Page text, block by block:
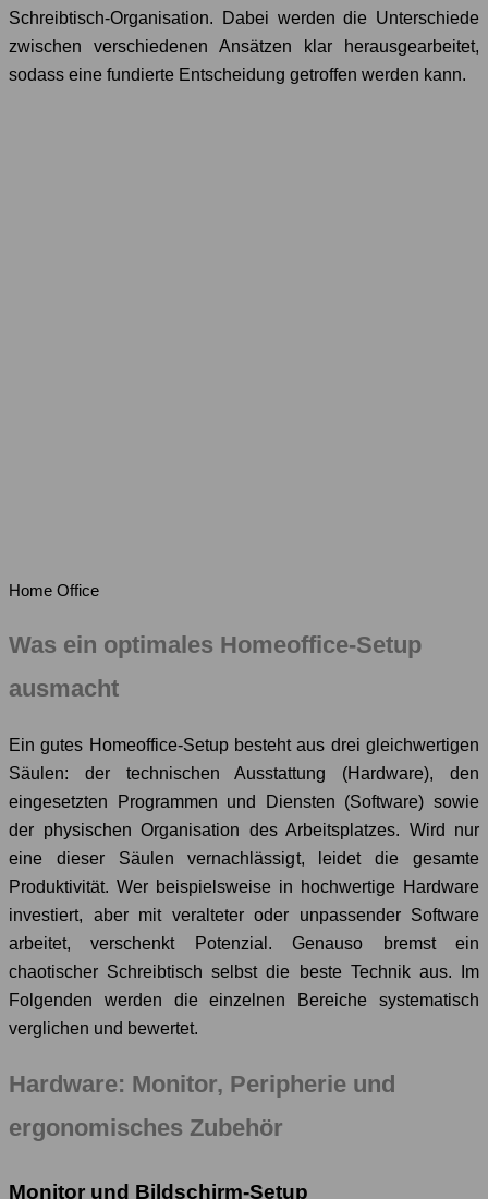
Schreibtisch-Organisation. Dabei werden die Unterschiede
zwischen verschiedenen Ansätzen klar herausgearbeitet,
sodass eine fundierte Entscheidung getroffen werden kann.
Home Office
Was ein optimales Homeoffice-Setup
ausmacht
Ein gutes Homeoffice-Setup besteht aus drei gleichwertigen
Säulen: der technischen Ausstattung (Hardware), den
eingesetzten Programmen und Diensten (Software) sowie
der physischen Organisation des Arbeitsplatzes. Wird nur
eine dieser Säulen vernachlässigt, leidet die gesamte
Produktivität. Wer beispielsweise in hochwertige Hardware
investiert, aber mit veralteter oder unpassender Software
arbeitet, verschenkt Potenzial. Genauso bremst ein
chaotischer Schreibtisch selbst die beste Technik aus. Im
Folgenden werden die einzelnen Bereiche systematisch
verglichen und bewertet.
Hardware: Monitor, Peripherie und
ergonomisches Zubehör
Monitor und Bildschirm-Setup